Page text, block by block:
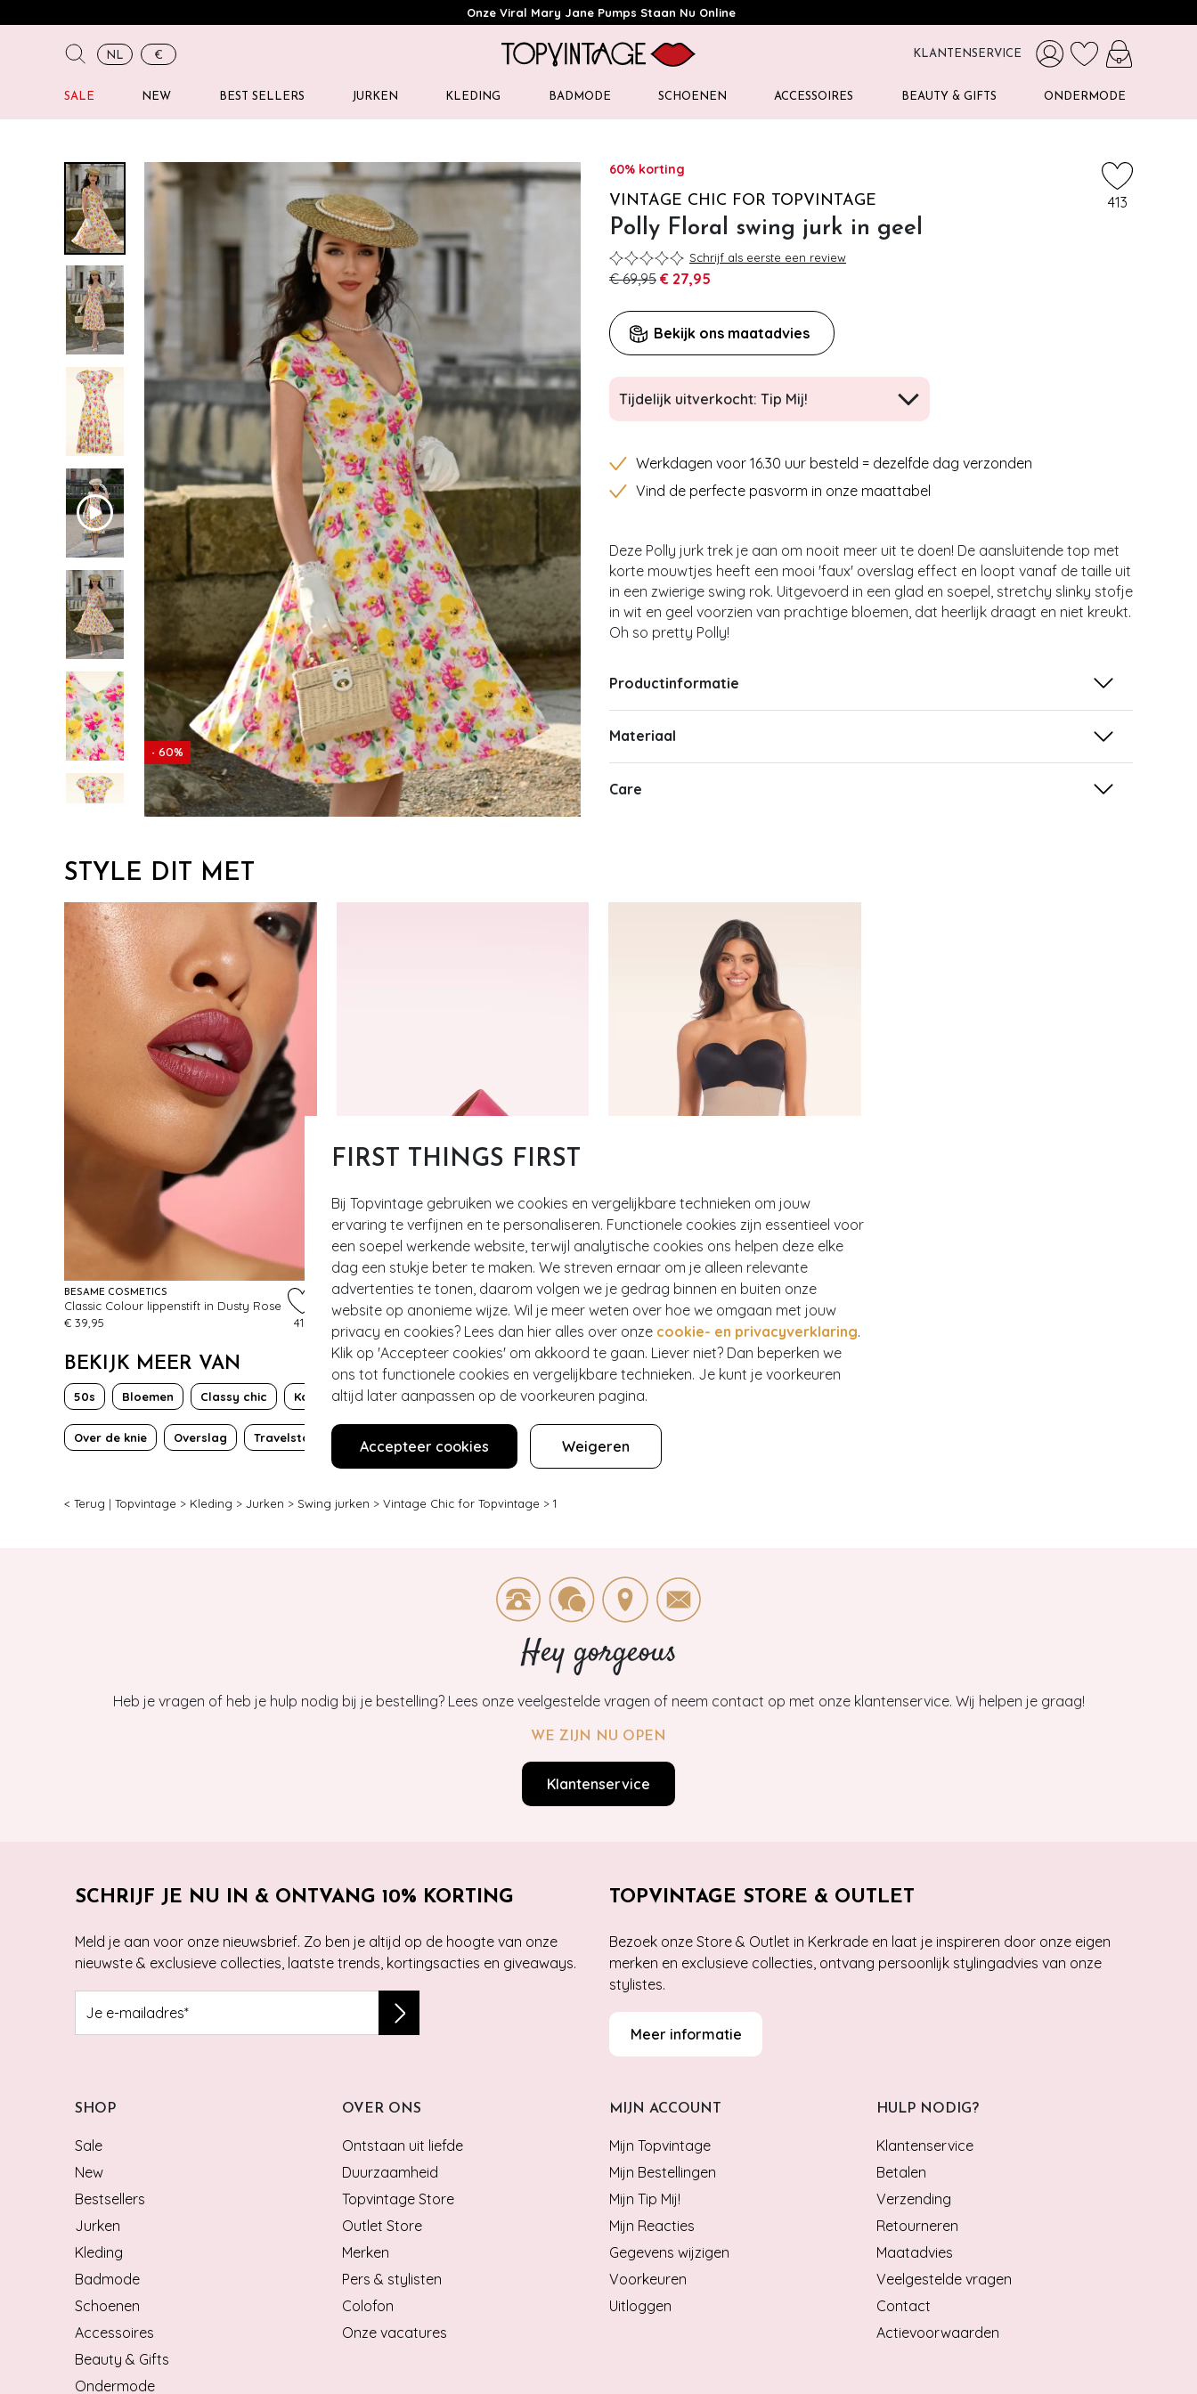
FIRST THINGS FIRST
Bij Topvintage gebruiken we cookies en vergelijkbare technieken om jouw
ervaring te verfijnen en te personaliseren. Functionele cookies zijn essentieel voor
een soepel werkende website, terwijl analytische cookies ons helpen deze elke
dag een stukje beter te maken. We streven ernaar om je alleen relevante
advertenties te tonen, daarom volgen we je gedrag binnen en buiten onze
website op anonieme wijze. Wil je meer weten over hoe we omgaan met jouw
privacy en cookies? Lees dan hier alles over onze cookie- en privacyverklaring.
Klik op 'Accepteer cookies' om akkoord te gaan. Liever niet? Dan beperken we
ons tot functionele cookies en vergelijkbare technieken. Je kunt je voorkeuren
altijd later aanpassen op de voorkeuren pagina.
Accepteer cookies Weigeren
Onze Viral Mary Jane Pumps Staan Nu Online
NL € KLANTENSERVICE
SALE NEW BEST SELLERS JURKEN KLEDING BADMODE SCHOENEN ACCESSOIRES BEAUTY & GIFTS ONDERMODE
- 60%
60% korting
VINTAGE CHIC FOR TOPVINTAGE
Polly Floral swing jurk in geel
413
Schrijf als eerste een review
€ 69,95 € 27,95
Bekijk ons maatadvies
Tijdelijk uitverkocht: Tip Mij!
Werkdagen voor 16.30 uur besteld = dezelfde dag verzonden
Vind de perfecte pasvorm in onze maattabel
Deze Polly jurk trek je aan om nooit meer uit te doen! De aansluitende top met
korte mouwtjes heeft een mooi 'faux' overslag effect en loopt vanaf de taille uit
in een zwierige swing rok. Uitgevoerd in een glad en soepel, stretchy slinky stofje
in wit en geel voorzien van prachtige bloemen, dat heerlijk draagt en niet kreukt.
Oh so pretty Polly!
Productinformatie
Materiaal
Care
STYLE DIT MET
BÉSAME COSMETICS
Classic Colour lippenstift in Dusty Rose
€ 39,95
418
MIZ MOOZ
Kaye sandaaltjes in magentaroze
€ 47,95 113
MAGIC BODYFASHION
Dream hi bermuda in cappuccino
132
BEKIJK MEER VAN
50s Bloemen Classy chic Korte mouw
Over de knie Overslag Travelstof
< Terug | Topvintage > Kleding > Jurken > Swing jurken > Vintage Chic for Topvintage > 1
Hey gorgeous
Heb je vragen of heb je hulp nodig bij je bestelling? Lees onze veelgestelde vragen of neem contact op met onze klantenservice. Wij helpen je graag!
WE ZIJN NU OPEN
Klantenservice
SCHRIJF JE NU IN & ONTVANG 10% KORTING
Meld je aan voor onze nieuwsbrief. Zo ben je altijd op de hoogte van onze
nieuwste & exclusieve collecties, laatste trends, kortingsacties en giveaways.
TOPVINTAGE STORE & OUTLET
Bezoek onze Store & Outlet in Kerkrade en laat je inspireren door onze eigen
merken en exclusieve collecties, ontvang persoonlijk stylingadvies van onze
stylistes.
Meer informatie
SHOP
Sale
New
Bestsellers
Jurken
Kleding
Badmode
Schoenen
Accessoires
Beauty & Gifts
Ondermode
OVER ONS
Ontstaan uit liefde
Duurzaamheid
Topvintage Store
Outlet Store
Merken
Pers & stylisten
Colofon
Onze vacatures
MIJN ACCOUNT
Mijn Topvintage
Mijn Bestellingen
Mijn Tip Mij!
Mijn Reacties
Gegevens wijzigen
Voorkeuren
Uitloggen
HULP NODIG?
Klantenservice
Betalen
Verzending
Retourneren
Maatadvies
Veelgestelde vragen
Contact
Actievoorwaarden